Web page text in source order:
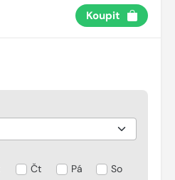
Koupit
Čt Pá So